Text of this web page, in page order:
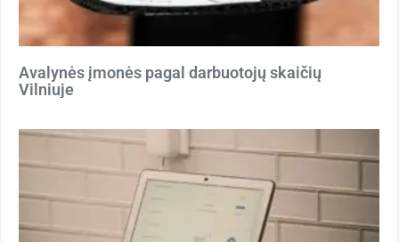
Avalynės įmonės pagal darbuotojų skaičių
Vilniuje